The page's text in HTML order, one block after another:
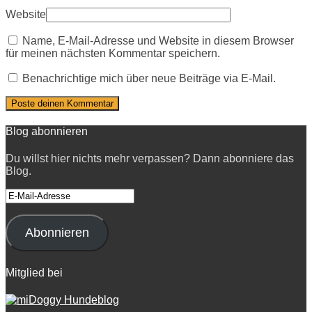
Website
Name, E-Mail-Adresse und Website in diesem Browser
für meinen nächsten Kommentar speichern.
Benachrichtige mich über neue Beiträge via E-Mail.
Blog abonnieren
Du willst hier nichts mehr verpassen? Dann abonniere das
Blog.
E-
Mail-
Adresse
Abonnieren
Mitglied bei